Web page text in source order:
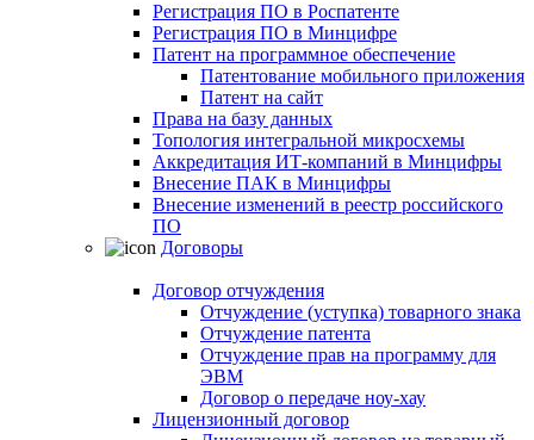
Регистрация ПО в Роспатенте
Регистрация ПО в Минцифре
Патент на программное обеспечение
Патентование мобильного приложения
Патент на сайт
Права на базу данных
Топология интегральной микросхемы
Аккредитация ИТ-компаний в Минцифры
Внесение ПАК в Минцифры
Внесение изменений в реестр российского
ПО
Договоры
Договор отчуждения
Отчуждение (уступка) товарного знака
Отчуждение патента
Отчуждение прав на программу для
ЭВМ
Договор о передаче ноу-хау
Лицензионный договор